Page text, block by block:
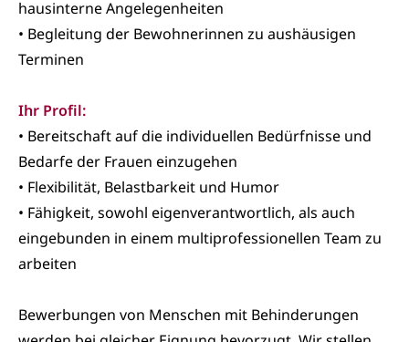
hausinterne Angelegenheiten
• Begleitung der Bewohnerinnen zu aushäusigen
Terminen
Ihr Profil:
• Bereitschaft auf die individuellen Bedürfnisse und
Bedarfe der Frauen einzugehen
• Flexibilität, Belastbarkeit und Humor
• Fähigkeit, sowohl eigenverantwortlich, als auch
eingebunden in einem multiprofessionellen Team zu
arbeiten
Bewerbungen von Menschen mit Behinderungen